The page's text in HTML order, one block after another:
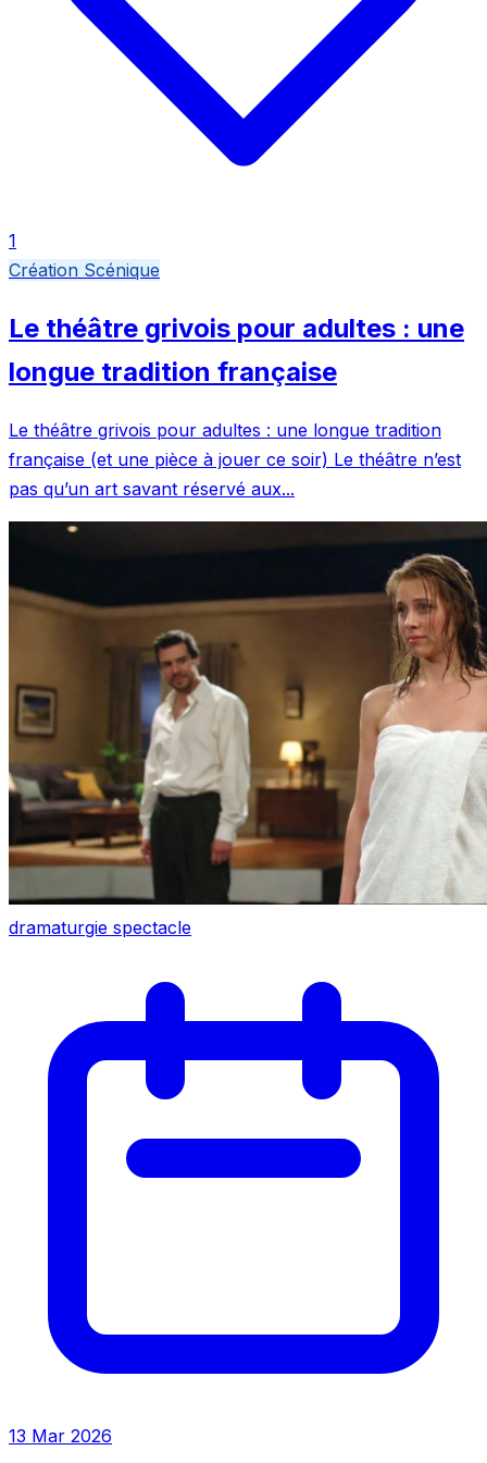
1
Création Scénique
Le théâtre grivois pour adultes : une
longue tradition française
Le théâtre grivois pour adultes : une longue tradition
française (et une pièce à jouer ce soir) Le théâtre n’est
pas qu’un art savant réservé aux...
dramaturgie spectacle
13 Mar 2026